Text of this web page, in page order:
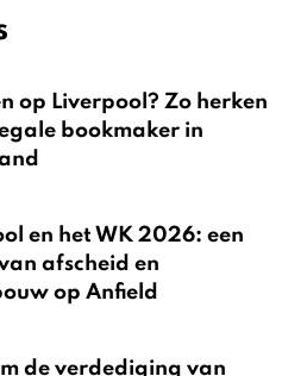
op Liverpool? Zo herken
bookmaker in
en het WK 2026: een
afscheid en
op Anfield
de verdediging van